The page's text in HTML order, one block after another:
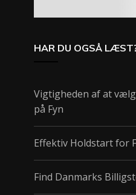
HAR DU OGSÅ
Vigtigheden af at
på Fyn
Effektiv Holdstart for
Find Danmarks